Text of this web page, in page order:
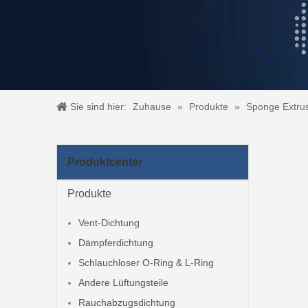
Sie sind hier: Zuhause » Produkte » Sponge
Produktcenter
Produkte
Vent-Dichtung
Dämpferdichtung
Schlauchloser O-Ring & L-Ring
Andere Lüftungsteile
Rauchabzugsdichtung